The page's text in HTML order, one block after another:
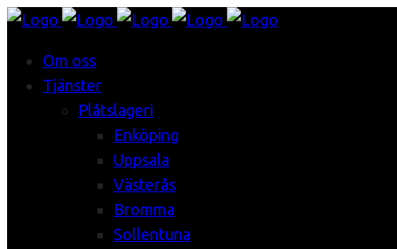
Om oss
Tjänster
Plåtslageri
Enköping
Uppsala
Västerås
Bromma
Sollentuna